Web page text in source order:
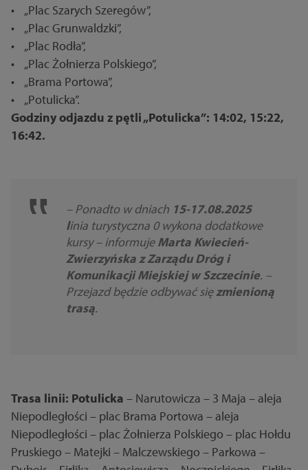
• „Plac Szarych Szeregów”,
• „Plac Grunwaldzki”,
• „Plac Rodła”,
• „Plac Żołnierza Polskiego”,
• „Brama Portowa”,
• „Potulicka”.
Godziny odjazdu z pętli „Potulicka”: 14:02, 15:22,
16:42.
– Ponadto w dniach 15-17.08.2025
linia turystyczna 0 wykona dodatkowe
kursy – informujeMarta Kwiecień-
Zwierzyńska z Zarządu Dróg i
Komunikacji Miejskiej w Szczecinie. –
Przejazd będzie odbywać sięzmienioną
trasą.
Trasa linii: Potulicka – Narutowicza – 3 Maja – aleja
Niepodległości – plac Brama Portowa – aleja
Niepodległości – plac Żołnierza Polskiego – plac Hołdu
Pruskiego – Matejki – Malczewskiego – Parkowa –